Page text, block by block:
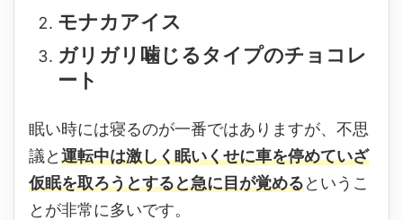
モナカアイス
ガリガリ噛じるタイプのチョコレ
ート
眠い時には寝るのが一番ではありますが、不思
議と運転中は激しく眠いくせに車を停めていざ
仮眠を取ろうとすると急に目が覚めるというこ
とが非常に多いです。